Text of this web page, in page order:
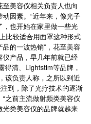
美容仪相关负责人也向
因素。“近年来，像光子
也开始在家里做一些光
比较适合用面罩这种形式
的一波热销”，花至美容
产品，早几年前就已经
得清、Lightstim等品牌，
该负责人称，之所以到近
到，除了光疗技术的逐渐
之前主流做射频类美容仪
类美容仪的品牌就越来